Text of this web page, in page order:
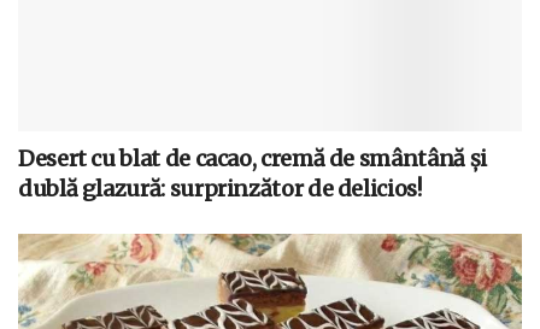
Desert cu blat de cacao, cremă de smântână și
dublă glazură: surprinzător de delicios!